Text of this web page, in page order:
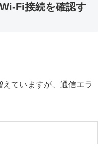
Fi接続を確認す
ていますが、通信エラ